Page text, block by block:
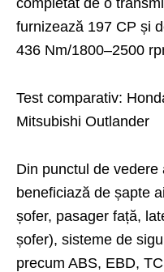
furnizează 197 CP și
436 Nm/1800–2500
Test comparativ:
Mitsubishi Outlander
Din punctul de
beneficiază de șapte
șofer, pasager față,
șofer), sisteme de
precum ABS, EBD,